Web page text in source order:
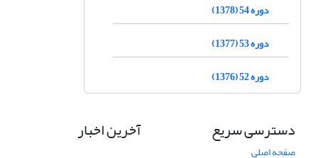
دوره 54 (1378)
دوره 53 (1377)
دوره 52 (1376)
دسترسی سریع
صفحه اصلی
آخرین اخبار